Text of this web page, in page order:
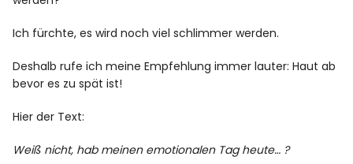
Datenschutz
Impressum
Ich fürchte, es wird noch viel schlimmer werden.
Deshalb rufe ich meine Empfehlung immer lauter: Haut ab
bevor es zu spät ist!
Hier der Text:
Weiß nicht, hab meinen emotionalen Tag heute… ?